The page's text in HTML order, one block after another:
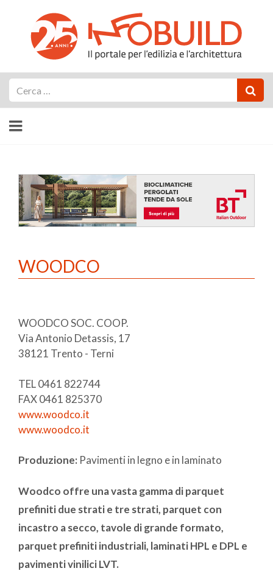
WOODCO
WOODCO SOC. COOP.
Via Antonio Detassis, 17
38121 Trento - Terni
TEL 0461 822744
FAX 0461 825370
www.woodco.it
www.woodco.it
Produzione: Pavimenti in legno e in laminato
Woodco offre una vasta gamma di parquet
prefiniti due strati e tre strati, parquet con
incastro a secco, tavole di grande formato,
parquet prefiniti industriali, laminati HPL e DPL e
pavimenti vinilici LVT.